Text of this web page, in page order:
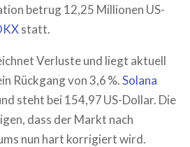
betrug 12,25 Millionen US-
statt.
Verluste und liegt aktuell
Rückgang von 3,6 %.Solana
steht bei 154,97 US-Dollar. Die
dass der Markt nach
nun hart korrigiert wird.